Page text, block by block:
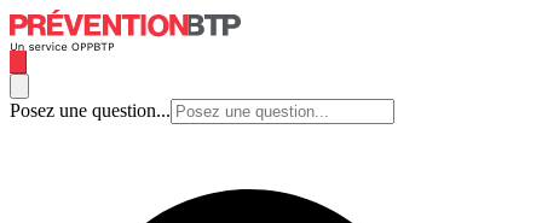
Posez une question...